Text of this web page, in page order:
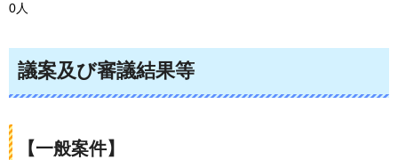
0人
議案及び審議結果等
【一般案件】